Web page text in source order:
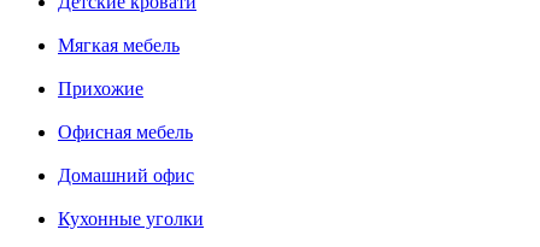
Мягкая мебель
Прихожие
Офисная мебель
Домашний офис
Кухонные уголки